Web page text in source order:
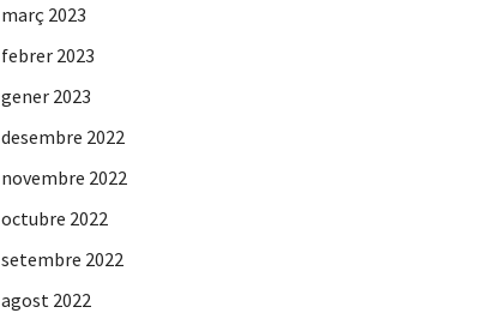
març 2023
febrer 2023
gener 2023
desembre 2022
novembre 2022
octubre 2022
setembre 2022
agost 2022